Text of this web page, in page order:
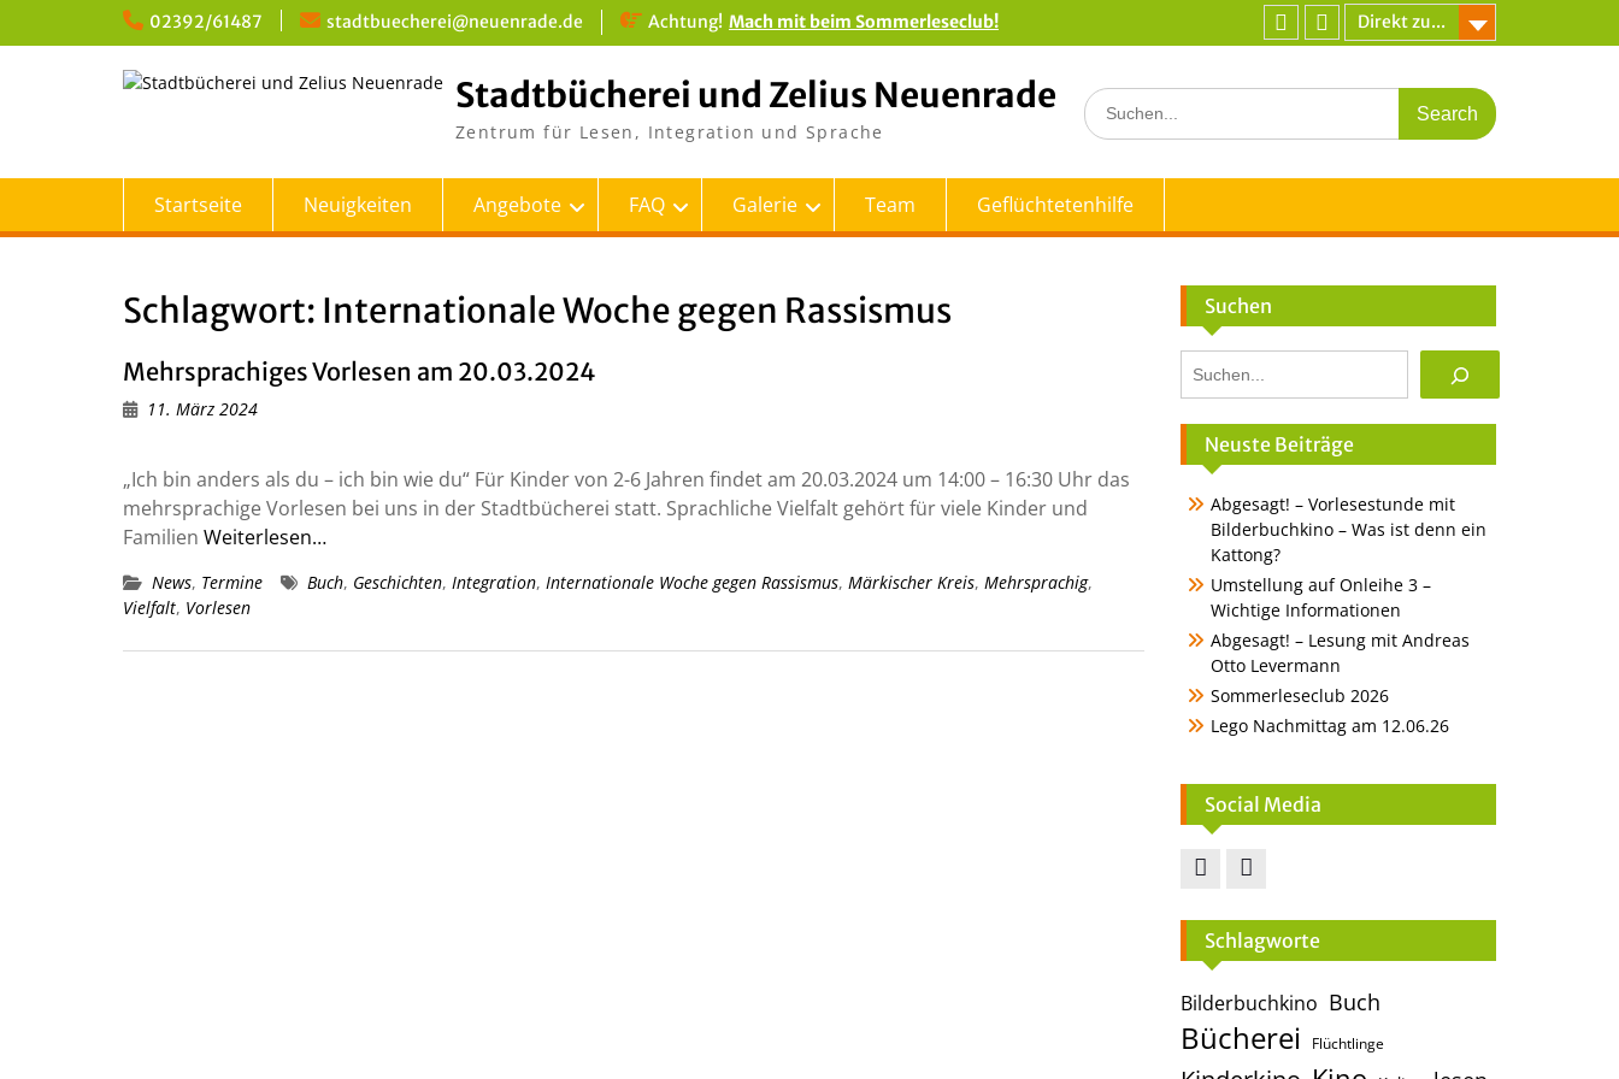
02392/61487 stadtbuecherei@neuenrade.de Achtung! Mach mit beim Sommerleseclub!
Direkt zu...
FacebookInstagram
Stadtbücherei und Zelius Neuenrade
Zentrum für Lesen, Integration und Sprache
Search
for:
Startseite Neuigkeiten Angebote FAQ Galerie Team Geflüchtetenhilfe
Schlagwort: Internationale Woche gegen Rassismus
Mehrsprachiges Vorlesen am 20.03.2024
11. März 2024
„Ich bin anders als du – ich bin wie du“ Für Kinder von 2-6 Jahren findet am 20.03.2024 um 14:00 – 16:30 Uhr das
mehrsprachige Vorlesen bei uns in der Stadtbücherei statt. Sprachliche Vielfalt gehört für viele Kinder und
Familien Weiterlesen…
News, Termine Buch, Geschichten, Integration, Internationale Woche gegen Rassismus, Märkischer Kreis, Mehrsprachig,
Vielfalt, Vorlesen
Suchen
Neuste Beiträge
Abgesagt! – Vorlesestunde mit
Bilderbuchkino – Was ist denn ein
Kattong?
Umstellung auf Onleihe 3 –
Wichtige Informationen
Abgesagt! – Lesung mit Andreas
Otto Levermann
Sommerleseclub 2026
Lego Nachmittag am 12.06.26
Social Media
Schlagworte
Bilderbuchkino Buch
Bücherei Flüchtlinge